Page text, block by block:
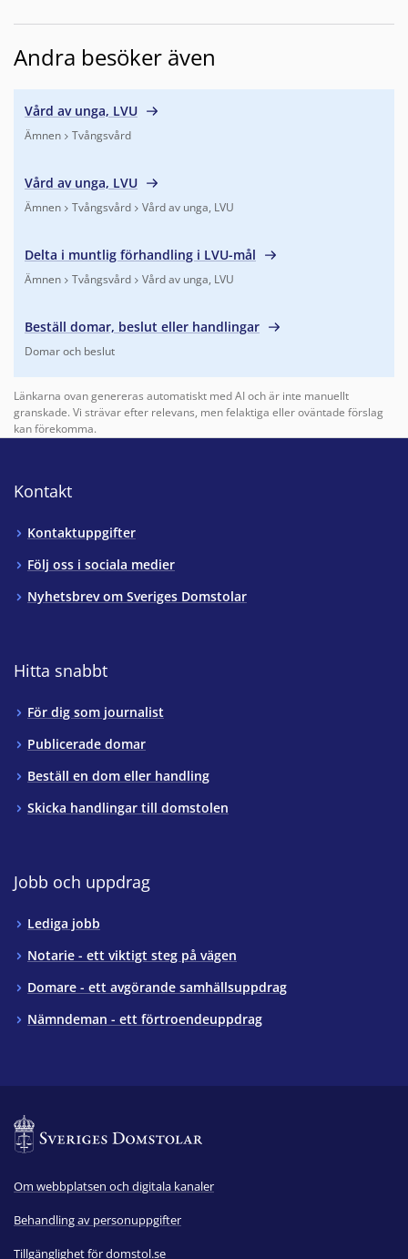
Andra besöker även
Vård av unga, LVU
Ämnen Tvångsvård
Vård av unga, LVU
Ämnen Tvångsvård Vård av unga, LVU
Delta i muntlig förhandling i LVU-mål
Ämnen Tvångsvård Vård av unga, LVU
Beställ domar, beslut eller handlingar
Domar och beslut
Länkarna ovan genereras automatiskt med AI och är inte manuellt
granskade. Vi strävar efter relevans, men felaktiga eller oväntade förslag
kan förekomma.
Kontakt
Kontaktuppgifter
Följ oss i sociala medier
Nyhetsbrev om Sveriges Domstolar
Hitta snabbt
För dig som journalist
Publicerade domar
Beställ en dom eller handling
Skicka handlingar till domstolen
Jobb och uppdrag
Lediga jobb
Notarie - ett viktigt steg på vägen
Domare - ett avgörande samhällsuppdrag
Nämndeman - ett förtroendeuppdrag
Om webbplatsen och digitala kanaler
Behandling av personuppgifter
Tillgänglighet för domstol.se